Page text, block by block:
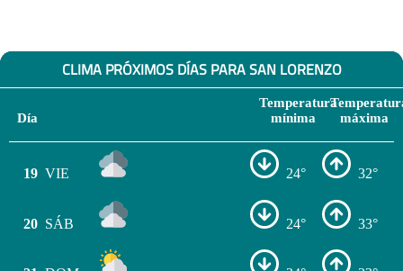
CLIMA PRÓXIMOS DÍAS PARA SAN LORENZO
Día
Temperatura
mínima
máxima
19 VIE 24° 32°
20 SÁB 24° 33°